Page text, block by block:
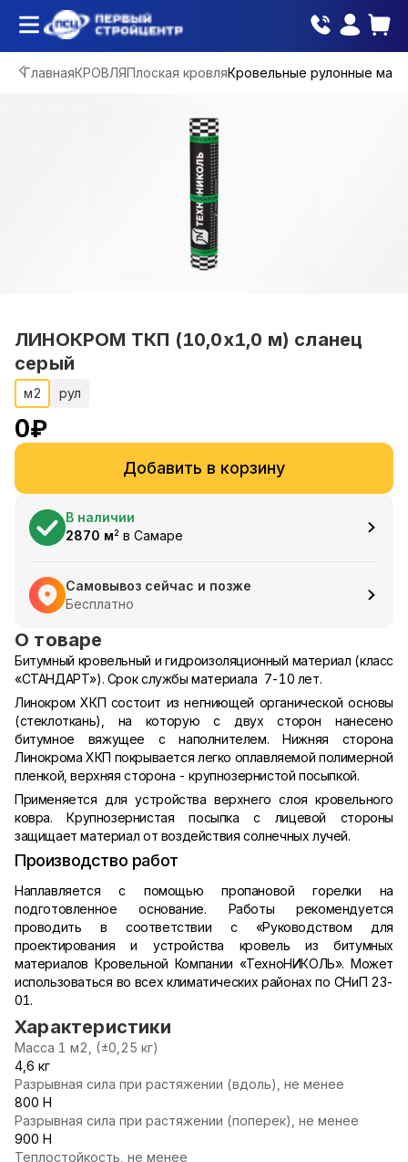
ГлавнаяКРОВЛЯПлоская кровляКровельные рулонные
ЛИНОКРОМ ТКП (10,0х1,0 м) сланец
серый
м2 рул
0₽
Добавить в корзину
В наличии
2870 м2 в Самаре
Самовывоз сейчас и позже
Бесплатно
О товаре
Битумный кровельный и гидроизоляционный материал (класс
«СТАНДАРТ»). Срок службы материала 7-10 лет.
Линокром ХКП состоит из негниющей органической основы
(стеклоткань), на которую с двух сторон нанесено
битумное вяжущее с наполнителем. Нижняя сторона
Линокрома ХКП покрывается легко оплавляемой полимерной
пленкой, верхняя сторона - крупнозернистой посыпкой.
Применяется для устройства верхнего слоя кровельного
ковра. Крупнозернистая посыпка с лицевой стороны
защищает материал от воздействия солнечных лучей.
Производство работ
Наплавляется с помощью пропановой горелки на
подготовленное основание. Работы рекомендуется
проводить в соответствии с «Руководством для
проектирования и устройства кровель из битумных
материалов Кровельной Компании «ТехноНИКОЛЬ». Может
использоваться во всех климатических районах по СНиП 23-
01.
Характеристики
Масса 1 м2, (±0,25 кг)
4,6 кг
Разрывная сила при растяжении (вдоль), не менее
800 Н
Разрывная сила при растяжении (поперек), не менее
900 Н
Теплостойкость, не менее